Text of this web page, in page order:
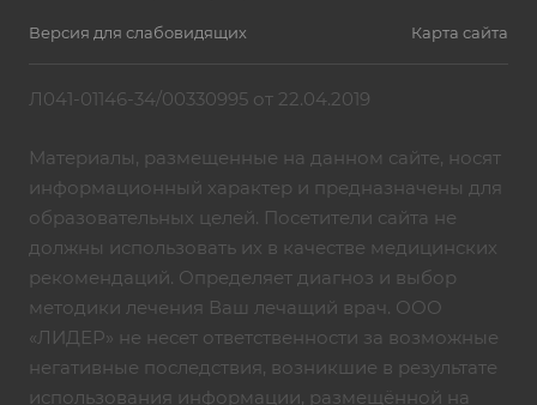
Версия для слабовидящих Карта сайта
Л041-01146-34/00330995 от 22.04.2019
Материалы, размещенные на данном сайте, носят
информационный характер и предназначены для
образовательных целей. Посетители сайта не
должны использовать их в качестве медицинских
рекомендаций. Определяет диагноз и выбор
методики лечения Ваш лечащий врач. ООО
«ЛИДЕР» не несет ответственности за возможные
негативные последствия, возникшие в результате
использования информации, размещённой на